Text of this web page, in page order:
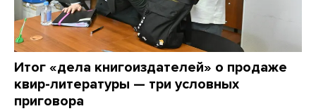
Итог «дела книгоиздателей» о продаже
квир-литературы — три условных
приговора